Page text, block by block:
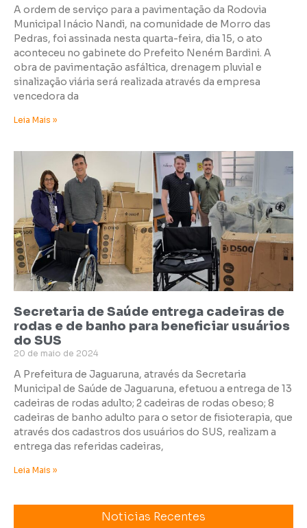
A ordem de serviço para a pavimentação da Rodovia
Municipal Inácio Nandi, na comunidade de Morro das
Pedras, foi assinada nesta quarta-feira, dia 15, o ato
aconteceu no gabinete do Prefeito Neném Bardini. A
obra de pavimentação asfáltica, drenagem pluvial e
sinalização viária será realizada através da empresa
vencedora da
Leia Mais »
Secretaria de Saúde entrega cadeiras de
rodas e de banho para beneficiar usuários
do SUS
20 de maio de 2024
A Prefeitura de Jaguaruna, através da Secretaria
Municipal de Saúde de Jaguaruna, efetuou a entrega de 13
cadeiras de rodas adulto; 2 cadeiras de rodas obeso; 8
cadeiras de banho adulto para o setor de fisioterapia, que
através dos cadastros dos usuários do SUS, realizam a
entrega das referidas cadeiras,
Leia Mais »
Noticias Recentes